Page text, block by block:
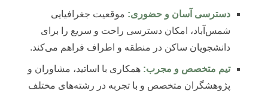
دسترسی آسان و حضوری: موقعیت جغرافیایی
شمس‌آباد، امکان دسترسی راحت و سریع را برای
دانشجویان ساکن در منطقه و اطراف فراهم می‌کند.
تیم متخصص و مجرب: همکاری با اساتید، مشاوران و
پژوهشگران متخصص و با تجربه در رشته‌های مختلف